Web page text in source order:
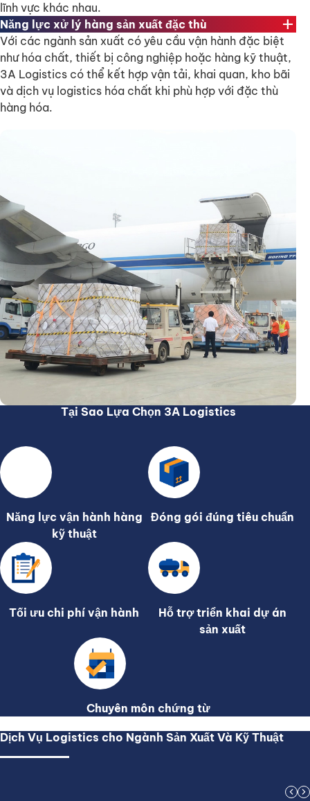
lĩnh vực khác nhau.
Năng lực xử lý hàng sản xuất đặc thù
add
Với các ngành sản xuất có yêu cầu vận hành đặc biệt
như hóa chất, thiết bị công nghiệp hoặc hàng kỹ thuật,
3A Logistics có thể kết hợp vận tải, khai quan, kho bãi
và dịch vụ logistics hóa chất khi phù hợp với đặc thù
hàng hóa.
Tại Sao Lựa Chọn 3A Logistics
Năng lực vận hành hàng
kỹ thuật
Đóng gói đúng tiêu chuẩn
Tối ưu chi phí vận hành
Hỗ trợ triển khai dự án
sản xuất
Chuyên môn chứng từ
Dịch Vụ Logistics cho Ngành Sản Xuất Và Kỹ Thuật
chevron_leftchevron_right